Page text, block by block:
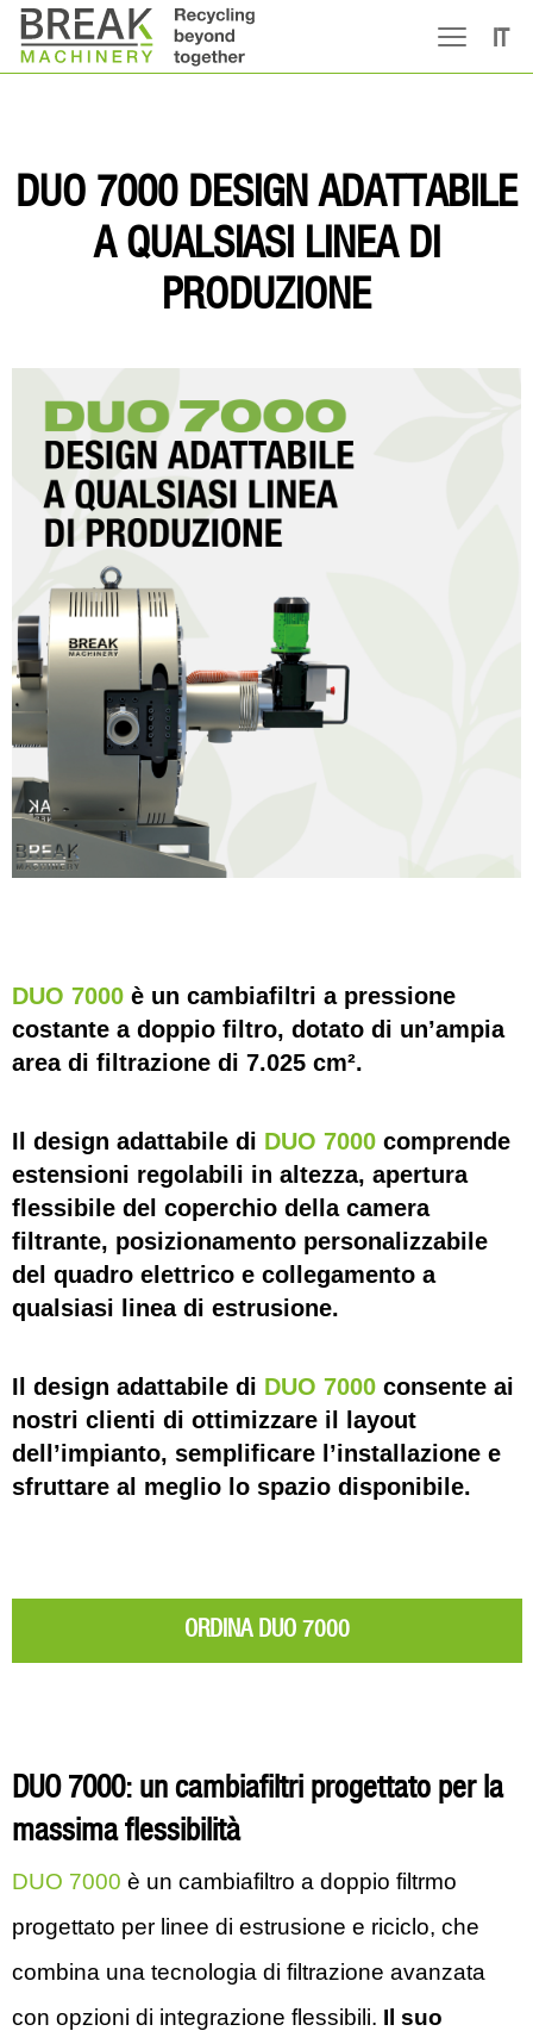
IT
DUO 7000 DESIGN ADATTABILE
A QUALSIASI LINEA DI
PRODUZIONE
DUO 7000 è un cambiafiltri a pressione
costante a doppio filtro, dotato di un’ampia
area di filtrazione di 7.025 cm².
Il design adattabile di DUO 7000 comprende
estensioni regolabili in altezza, apertura
flessibile del coperchio della camera
filtrante, posizionamento personalizzabile
del quadro elettrico e collegamento a
qualsiasi linea di estrusione.
Il design adattabile di DUO 7000 consente ai
nostri clienti di ottimizzare il layout
dell’impianto, semplificare l’installazione e
sfruttare al meglio lo spazio disponibile.
ORDINA DUO 7000
DUO 7000: un cambiafiltri progettato per la
massima flessibilità
DUO 7000 è un cambiafiltro a doppio filtrmo
progettato per linee di estrusione e riciclo, che
combina una tecnologia di filtrazione avanzata
con opzioni di integrazione flessibili. Il suo